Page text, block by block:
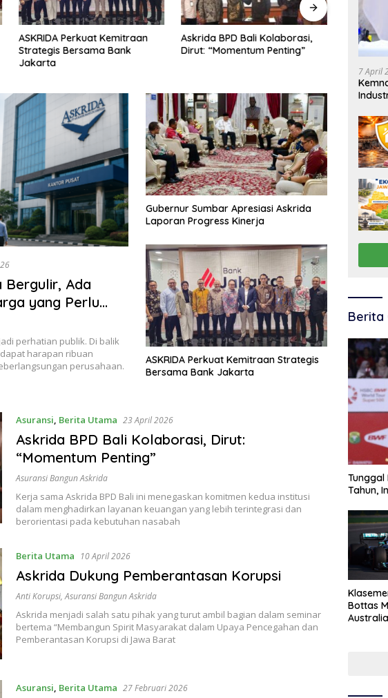
ASKRIDA Perkuat Kemitraan
Strategis Bersama Bank
Jakarta
Askrida BPD Bali Kolaborasi,
Dirut: “Momentum Penting”
Askrida
Bergulir, Ada
yang Perlu
perhatian publik. Di balik
harapan ribuan
perusahaan.
Gubernur Sumbar Apresiasi Askrida
Laporan Progress Kinerja
ASKRIDA Perkuat Kemitraan Strategis
Bersama Bank Jakarta
Asuransi, Berita Utama 23 April 2026
Askrida BPD Bali Kolaborasi, Dirut:
“Momentum Penting”
Asuransi Bangun Askrida
Kerja sama Askrida BPD Bali ini menegaskan komitmen kedua institusi
dalam menghadirkan layanan keuangan yang lebih terintegrasi dan
berorientasi pada kebutuhan nasabah
Berita Utama 10 April 2026
Askrida Dukung Pemberantasan Korupsi
Anti Korupsi,Asuransi Bangun Askrida
Askrida menjadi salah satu pihak yang turut ambil bagian dalam seminar
bertema “Membangun Spirit Masyarakat dalam Upaya Pencegahan dan
Pemberantasan Korupsi di Jawa Barat
Asuransi, Berita Utama 27 Februari 2026
7 April
Berita
Tunggal
Tahun,
Bottas
Australia